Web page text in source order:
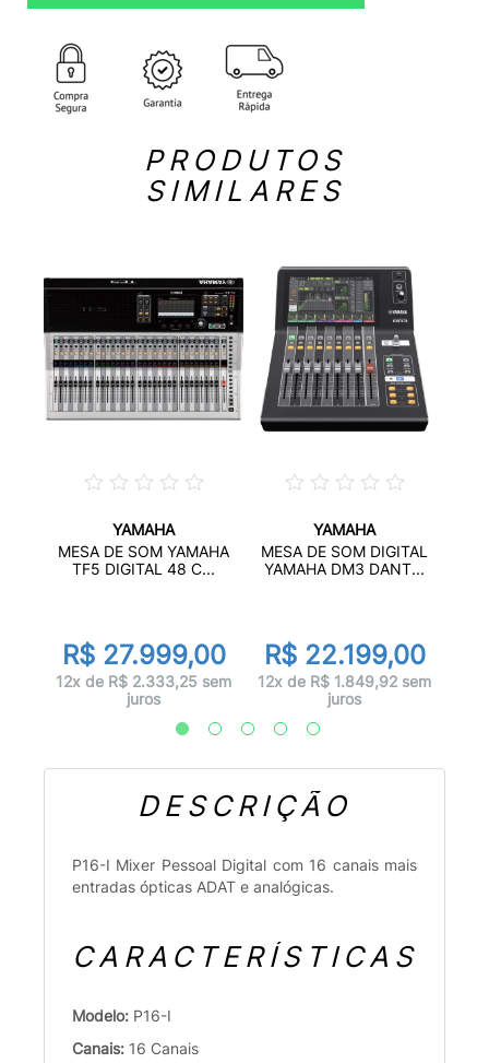
PRODUTOS
SIMILARES
YAMAHA
MESA DE SOM YAMAHA
TF5 DIGITAL 48 C...
R$ 27.999,00
12x de R$ 2.333,25 sem
juros
YAMAHA
MESA DE SOM DIGITAL
YAMAHA DM3 DANT...
R$ 22.199,00
12x de R$ 1.849,92 sem
juros
DESCRIÇÃO
P16-I Mixer Pessoal Digital com 16 canais mais
entradas ópticas ADAT e analógicas.
CARACTERÍSTICAS
Modelo: P16-I
Canais: 16 Canais